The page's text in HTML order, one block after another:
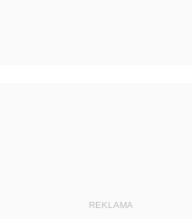
REKLAMA